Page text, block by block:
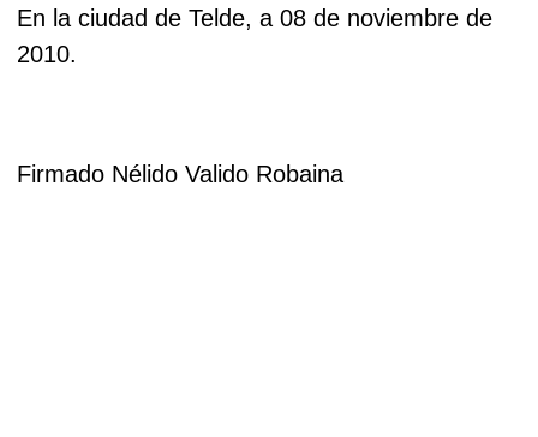
En la ciudad de Telde, a 08 de noviembre de
2010.
Firmado Nélido Valido Robaina